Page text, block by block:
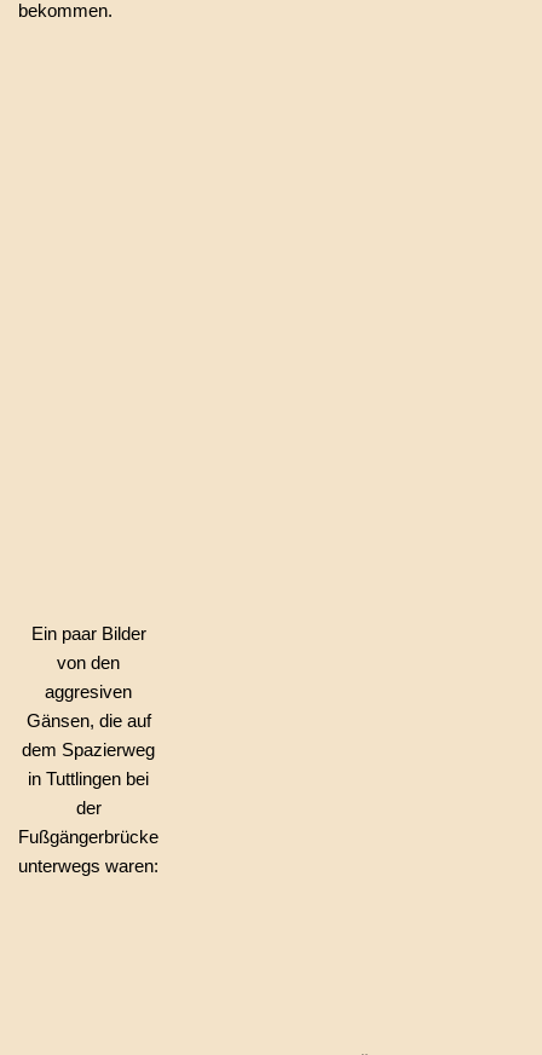
bekommen.
Ein paar Bilder
von den
aggresiven
Gänsen, die auf
dem Spazierweg
in Tuttlingen bei
der
Fußgängerbrücke
unterwegs waren: